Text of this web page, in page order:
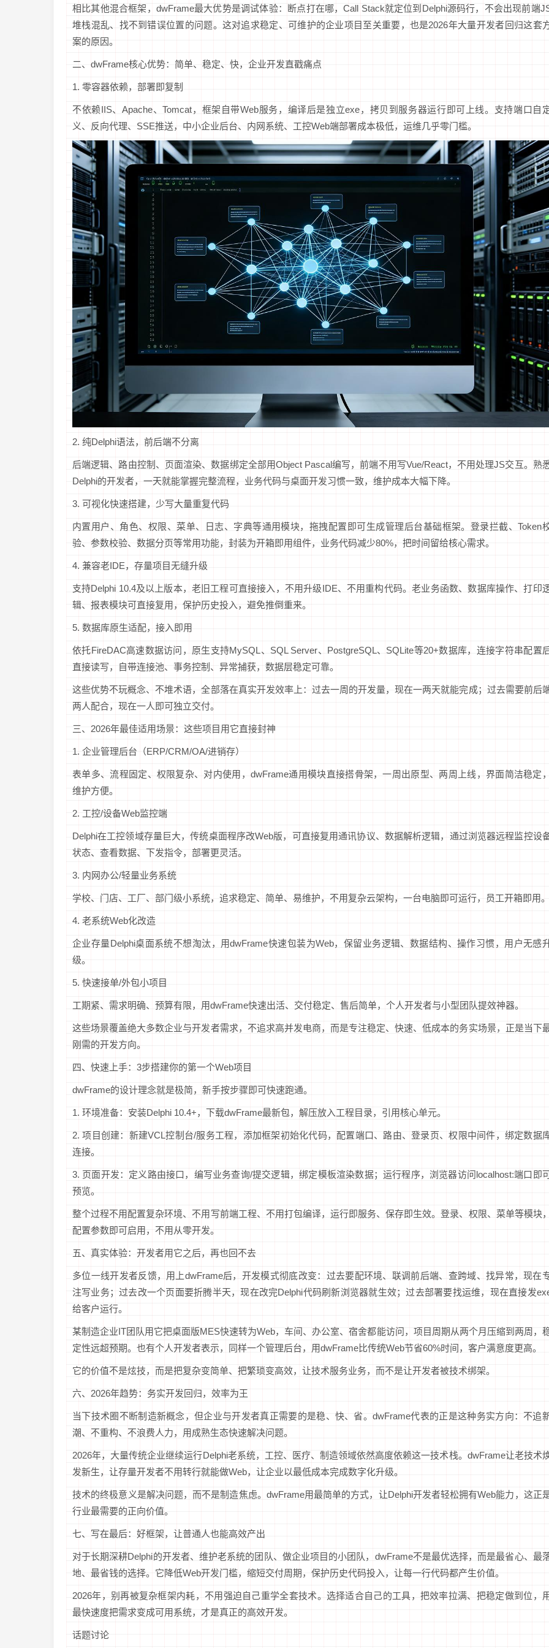
相比其他混合框架，dwFrame最大优势是调试体验：断点打在哪，Call Stack就定位到Delphi源码行，不会出现前端
堆栈混乱、找不到错误位置的问题。这对追求稳定、可维护的企业项目至关重要，也是2026年大量开发者回归这套
案的原因。
二、dwFrame核心优势：简单、稳定、快，企业开发直戳痛点
1. 零容器依赖，部署即复制
不依赖IIS、Apache、Tomcat，框架自带Web服务，编译后是独立exe，拷贝到服务器运行即可上线。支持端口自
义、反向代理、SSE推送，中小企业后台、内网系统、工控Web端部署成本极低，运维几乎零门槛。
2. 纯Delphi语法，前后端不分离
后端逻辑、路由控制、页面渲染、数据绑定全部用Object Pascal编写，前端不用写Vue/React，不用处理JS交互。熟
Delphi的开发者，一天就能掌握完整流程，业务代码与桌面开发习惯一致，维护成本大幅下降。
3. 可视化快速搭建，少写大量重复代码
内置用户、角色、权限、菜单、日志、字典等通用模块，拖拽配置即可生成管理后台基础框架。登录拦截、Token
验、参数校验、数据分页等常用功能，封装为开箱即用组件，业务代码减少80%，把时间留给核心需求。
4. 兼容老IDE，存量项目无缝升级
支持Delphi 10.4及以上版本，老旧工程可直接接入，不用升级IDE、不用重构代码。老业务函数、数据库操作、打印
辑、报表模块可直接复用，保护历史投入，避免推倒重来。
5. 数据库原生适配，接入即用
依托FireDAC高速数据访问，原生支持MySQL、SQL Server、PostgreSQL、SQLite等20+数据库，连接字符串配置
直接读写，自带连接池、事务控制、异常捕获，数据层稳定可靠。
这些优势不玩概念、不堆术语，全部落在真实开发效率上：过去一周的开发量，现在一两天就能完成；过去需要前后
两人配合，现在一人即可独立交付。
三、2026年最佳适用场景：这些项目用它直接封神
1. 企业管理后台（ERP/CRM/OA/进销存）
表单多、流程固定、权限复杂、对内使用，dwFrame通用模块直接搭骨架，一周出原型、两周上线，界面简洁稳定，
维护方便。
2. 工控/设备Web监控端
Delphi在工控领域存量巨大，传统桌面程序改Web版，可直接复用通讯协议、数据解析逻辑，通过浏览器远程监控设
状态、查看数据、下发指令，部署更灵活。
3. 内网办公/轻量业务系统
学校、门店、工厂、部门级小系统，追求稳定、简单、易维护，不用复杂云架构，一台电脑即可运行，员工开箱即用。
4. 老系统Web化改造
企业存量Delphi桌面系统不想淘汰，用dwFrame快速包装为Web，保留业务逻辑、数据结构、操作习惯，用户无感
级。
5. 快速接单/外包小项目
工期紧、需求明确、预算有限，用dwFrame快速出活、交付稳定、售后简单，个人开发者与小型团队提效神器。
这些场景覆盖绝大多数企业与开发者需求，不追求高并发电商，而是专注稳定、快速、低成本的务实场景，正是当下
刚需的开发方向。
四、快速上手：3步搭建你的第一个Web项目
dwFrame的设计理念就是极简，新手按步骤即可快速跑通。
1. 环境准备：安装Delphi 10.4+，下载dwFrame最新包，解压放入工程目录，引用核心单元。
2. 项目创建：新建VCL控制台/服务工程，添加框架初始化代码，配置端口、路由、登录页、权限中间件，绑定数据
连接。
3. 页面开发：定义路由接口，编写业务查询/提交逻辑，绑定模板渲染数据；运行程序，浏览器访问localhost:端口即
预览。
整个过程不用配置复杂环境、不用写前端工程、不用打包编译，运行即服务、保存即生效。登录、权限、菜单等模块，
配置参数即可启用，不用从零开发。
五、真实体验：开发者用它之后，再也回不去
多位一线开发者反馈，用上dwFrame后，开发模式彻底改变：过去要配环境、联调前后端、查跨域、找异常，现在
注写业务；过去改一个页面要折腾半天，现在改完Delphi代码刷新浏览器就生效；过去部署要找运维，现在直接发
给客户运行。
某制造企业IT团队用它把桌面版MES快速转为Web，车间、办公室、宿舍都能访问，项目周期从两个月压缩到两周，
定性远超预期。也有个人开发者表示，同样一个管理后台，用dwFrame比传统Web节省60%时间，客户满意度更高。
它的价值不是炫技，而是把复杂变简单、把繁琐变高效，让技术服务业务，而不是让开发者被技术绑架。
六、2026年趋势：务实开发回归，效率为王
当下技术圈不断制造新概念，但企业与开发者真正需要的是稳、快、省。dwFrame代表的正是这种务实方向：不追
潮、不重构、不浪费人力，用成熟生态快速解决问题。
2026年，大量传统企业继续运行Delphi老系统，工控、医疗、制造领域依然高度依赖这一技术栈。dwFrame让老技术
发新生，让存量开发者不用转行就能做Web，让企业以最低成本完成数字化升级。
技术的终极意义是解决问题，而不是制造焦虑。dwFrame用最简单的方式，让Delphi开发者轻松拥有Web能力，这正
行业最需要的正向价值。
七、写在最后：好框架，让普通人也能高效产出
对于长期深耕Delphi的开发者、维护老系统的团队、做企业项目的小团队，dwFrame不是最优选择，而是最省心、最
地、最省钱的选择。它降低Web开发门槛，缩短交付周期，保护历史代码投入，让每一行代码都产生价值。
2026年，别再被复杂框架内耗，不用强迫自己重学全套技术。选择适合自己的工具，把效率拉满、把稳定做到位，
最快速度把需求变成可用系统，才是真正的高效开发。
话题讨论